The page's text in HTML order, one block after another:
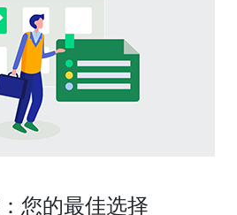
您的最佳选择